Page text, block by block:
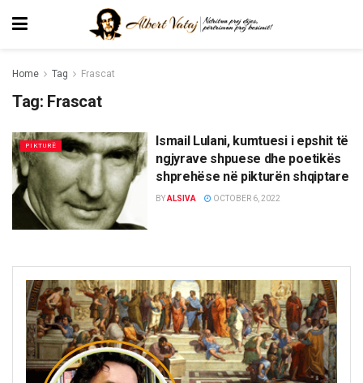
Home Tag Frascat
Tag: Frascat
PIKTURË
Ismail Lulani, kumtuesi i epshit të
ngjyrave shpuese dhe poetikës
shprehëse në pikturën shqiptare
BYALSIVA OCTOBER 6, 2022